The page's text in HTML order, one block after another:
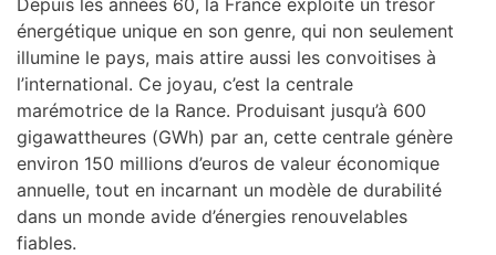
énergétique unique en son genre, qui non seulement
illumine le pays, mais attire aussi les convoitises à
l’international. Ce joyau, c’est la centrale
marémotrice de la Rance. Produisant jusqu’à 600
gigawattheures (GWh) par an, cette centrale génère
environ 150 millions d’euros de valeur économique
annuelle, tout en incarnant un modèle de durabilité
dans un monde avide d’énergies renouvelables
fiables.